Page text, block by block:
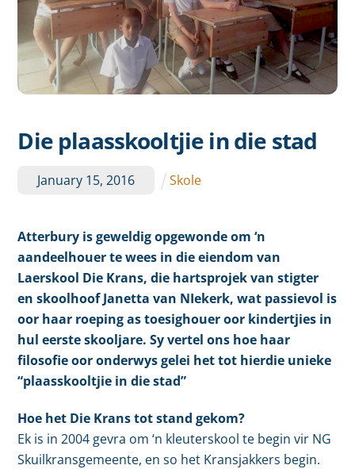
Die plaasskooltjie in die stad
January 15,2016 Skole
Atterbury is geweldig opgewonde om ‘n
aandeelhouer te wees in die eiendom van
Laerskool Die Krans, die hartsprojek van stigter
en skoolhoof Janetta van NIekerk, wat passievol is
oor haar roeping as toesighouer oor kindertjies in
hul eerste skooljare. Sy vertel ons hoe haar
filosofie oor onderwys gelei het tot hierdie unieke
“plaasskooltjie in die stad”
Hoe het Die Krans tot stand gekom?
Ek is in 2004 gevra om ‘n kleuterskool te begin vir NG
Skuilkransgemeente, en so het Kransjakkers begin.